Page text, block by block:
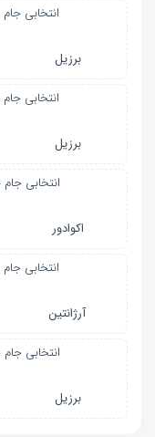
انتخابی
برزیل
انتخابی
برزیل
انتخابی
اکوادور
انتخابی
آرژانتین
انتخابی
برزیل